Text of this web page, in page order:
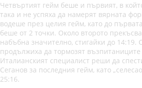
Четвъртият гейм беше и първият, в
така и не успяха да намерят вярната
водеше през целия гейм, като до
беше от 2 точки. Около второто
набъбна значително, стигайки до 14:19.
продължиха да тормозят
Италианският специалист реши да
Сеганов за последния гейм, като
25:16.